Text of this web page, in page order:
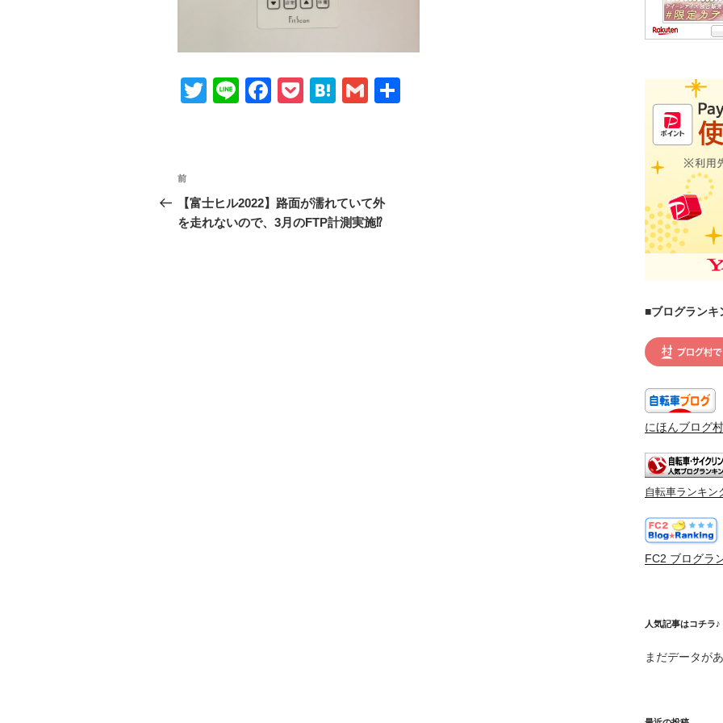
T
Li
F
b
o
P
H
a
G
投
稿
ナ
前
の
投
前
【富士ヒル2022】路面が濡れていて外
を走れないので、3月のFTP計測実施⁉
■ブログランキ
にほんブログ村
自転車ランキン
FC2 ブログラ
人気記事はコチラ♪
まだデータが